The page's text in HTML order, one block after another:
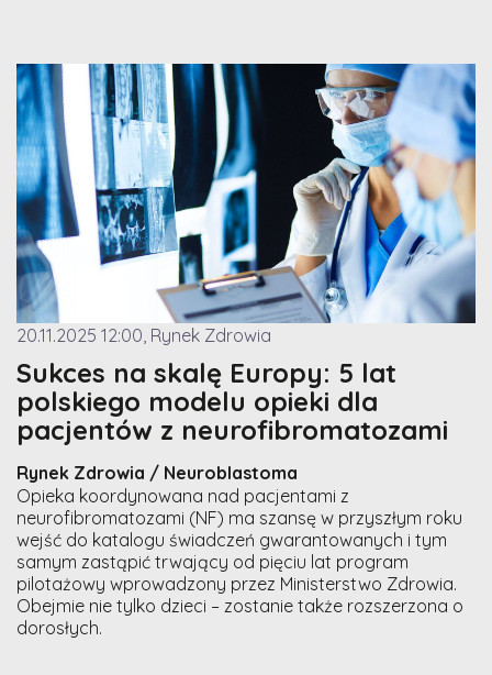
20.11.2025 12:00, Rynek Zdrowia
Sukces na skalę Europy: 5 lat
polskiego modelu opieki dla
pacjentów z neurofibromatozami
Rynek Zdrowia / Neuroblastoma
Opieka koordynowana nad pacjentami z
neurofibromatozami (NF) ma szansę w przyszłym roku
wejść do katalogu świadczeń gwarantowanych i tym
samym zastąpić trwający od pięciu lat program
pilotażowy wprowadzony przez Ministerstwo Zdrowia.
Obejmie nie tylko dzieci – zostanie także rozszerzona o
dorosłych.